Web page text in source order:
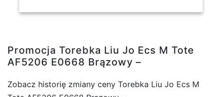
Promocja Torebka Liu Jo Ecs M Tote
AF5206 E0668 Brązowy –
Zobacz historię zmiany ceny Torebka Liu Jo Ecs M